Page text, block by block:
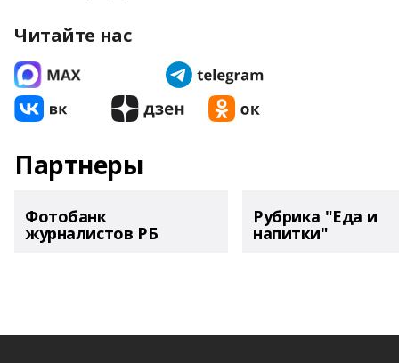
Читайте нас
Партнеры
Фотобанк
журналистов РБ
Рубрика "Еда и
напитки"